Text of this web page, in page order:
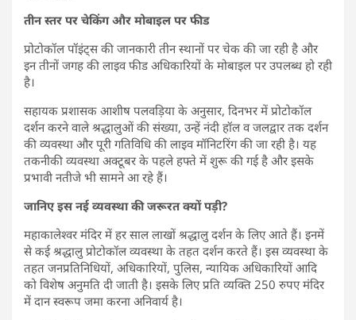
तीन स्तर पर चेकिंग और मोबाइल पर फीड
प्रोटोकॉल पॉइंट्स की जानकारी तीन स्थानों पर चेक की जा रही है और
इन तीनों जगह की लाइव फीड अधिकारियों के मोबाइल पर उपलब्ध हो रही
है।
सहायक प्रशासक आशीष पलवड़िया के अनुसार, दिनभर में प्रोटोकॉल
दर्शन करने वाले श्रद्धालुओं की संख्या, उन्हें नंदी हॉल व जलद्वार तक दर्शन
की व्यवस्था और पूरी गतिविधि की लाइव मॉनिटरिंग की जा रही है। यह
तकनीकी व्यवस्था अक्टूबर के पहले हफ्ते में शुरू की गई है और इसके
प्रभावी नतीजे भी सामने आ रहे हैं।
जानिए इस नई व्यवस्था की जरूरत क्यों पड़ी?
महाकालेश्वर मंदिर में हर साल लाखों श्रद्धालु दर्शन के लिए आते हैं। इनमें
से कई श्रद्धालु प्रोटोकॉल व्यवस्था के तहत दर्शन करते हैं। इस व्यवस्था के
तहत जनप्रतिनिधियों, अधिकारियों, पुलिस, न्यायिक अधिकारियों आदि
को विशेष अनुमति दी जाती है। इसके लिए प्रति व्यक्ति 250 रुपए मंदिर
में दान स्वरूप जमा करना अनिवार्य है।